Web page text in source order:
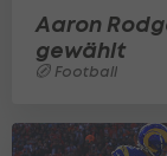
Aaron
gewählt
Football